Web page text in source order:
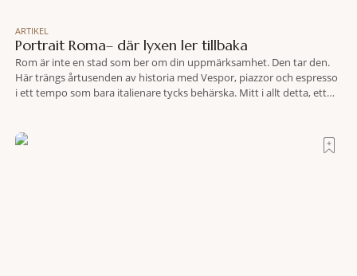
ARTIKEL
Portrait Roma– där lyxen ler tillbaka
Rom är inte en stad som ber om din uppmärksamhet. Den tar den.
Här trängs årtusenden av historia med Vespor, piazzor och espresso
i ett tempo som bara italienare tycks behärska. Mitt i allt detta, ett